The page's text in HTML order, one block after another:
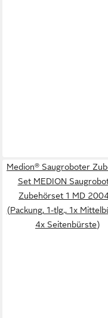
Medion® Saugroboter
Set MEDION
Zubehörset 1 MD
(Packung, 1-tlg., 1x
4x Seitenbürste)